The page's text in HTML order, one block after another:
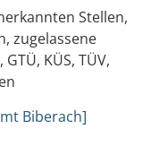
Stellen,
zugelassene
KÜS, TÜV,
Biberach]